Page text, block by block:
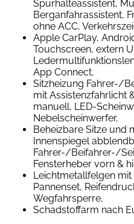
Spurhalteassistent,
Berganfahrassistent,
ohne ACC,
Apple CarPlay,
Touchscreen, extern
App Connect,
Sitzheizung Fahrer-/
mit Assistenzfahrlicht
manuell, LED-
Nebelscheinwerfer,
Beheizbare Sitze und
Innenspiegel
Fahrer-/Beifahrer-/
Fensterheber vorn &
Leichtmetallfelgen mit
Pannenset,
Wegfahrsperre,
Schadstoffarm nach